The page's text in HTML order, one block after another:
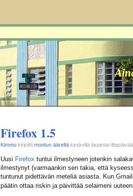
Firefox 1.5
Kimmo kirjoitti montun ääreltä keskellä lauantai-
Uusi Firefox tuntui ilmestyneen jotenkin
ilmestynyt (varmaankin sen takia, että
tuntunut pidettävän meteliä asiasta. Kun
päätin ottaa riskin ja päivittää selaimeni